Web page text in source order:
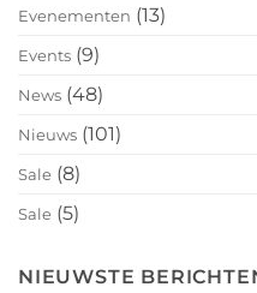
Evenementen (13)
Events (9)
News (48)
Nieuws (101)
Sale (8)
Sale (5)
NIEUWSTE